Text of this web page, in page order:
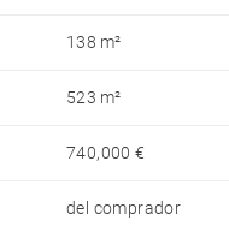
138 m²
523 m²
740,000 €
del comprador